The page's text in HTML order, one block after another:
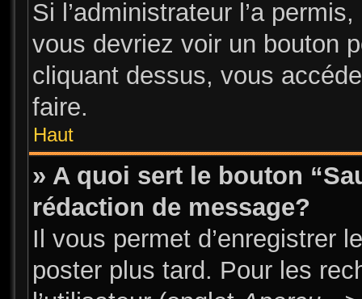
Si l’administrateur l’a
vous devriez voir un bouton
cliquant dessus, vous
faire.
Haut
» A quoi sert le bouton
rédaction de message?
Il vous permet d’enregistrer
poster plus tard. Pour les